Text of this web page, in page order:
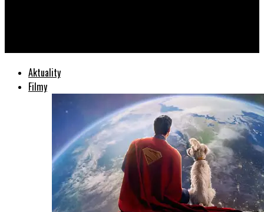
Aktuality
Filmy